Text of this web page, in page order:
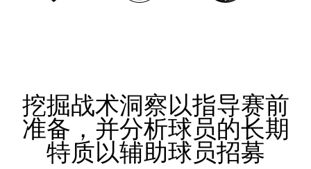
挖掘战术洞察以指导赛前
准备，并分析球员的长期
特质以辅助球员招募